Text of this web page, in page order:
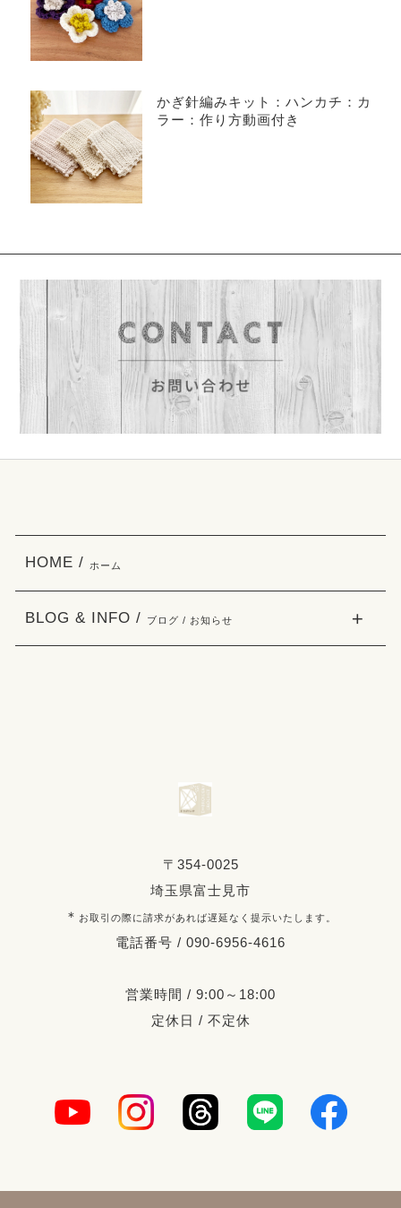
かぎ針編みキット：ハンカチ：カ
ラー：作り方動画付き
〒354-0025
埼玉県富士見市
＊ お取引の際に請求があれば遅延なく提示いたします。
電話番号 / 090-6956-4616
営業時間 / 9:00～18:00
定休日 / 不定休
HOME / ホーム
BLOG & INFO / ブログ / お知らせ